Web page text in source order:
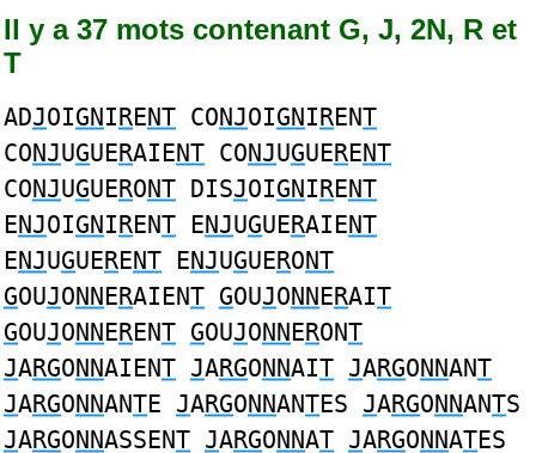
Il y a 37 mots contenant G, J, 2N, R et
T
ADJOIGNIRENT CONJOIGNIRENT
CONJUGUERAIENT CONJUGUERENT
CONJUGUERONT DISJOIGNIRENT
ENJOIGNIRENT ENJUGUERAIENT
ENJUGUERENT ENJUGUERONT
GOUJONNERAIENT GOUJONNERAIT
GOUJONNERENT GOUJONNERONT
JARGONNAIENT JARGONNAIT JARGONNANT
JARGONNANTE JARGONNANTES JARGONNANTS
JARGONNASSENT JARGONNAT JARGONNATES